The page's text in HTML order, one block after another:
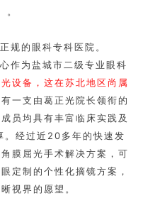
。
规的眼科专科医院。
作为盐城市二级专业眼科
设备，这在苏北地区尚属
一支由葛正光院长领衔的
员均具有丰富临床实践及
。经过近20多年的快速发
膜屈光手术解决方案，可
定制的个性化摘镜方案，
视界的愿望。